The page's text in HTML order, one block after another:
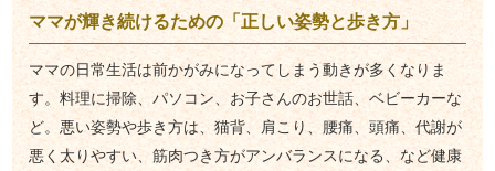
ママが輝き続けるための「正しい姿勢と歩き方」
ママの日常生活は前かがみになってしまう動きが多くなりま
す。料理に掃除、パソコン、お子さんのお世話、ベビーカーな
ど。悪い姿勢や歩き方は、猫背、肩こり、腰痛、頭痛、代謝が
悪く太りやすい、筋肉つき方がアンバランスになる、など健康